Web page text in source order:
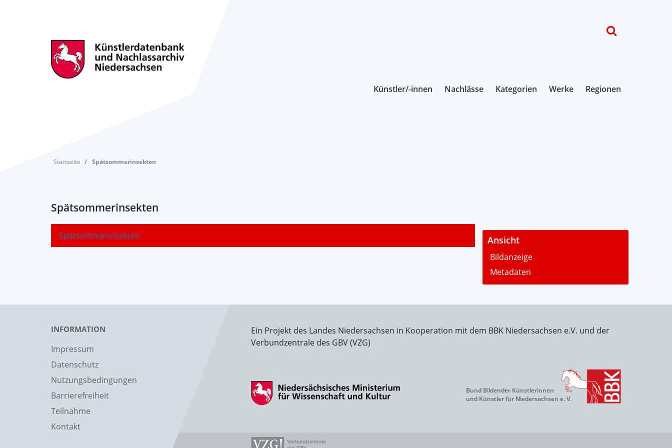
Künstler/-innen Nachlässe Kategorien Werke Regionen
Startseite Spätsommerinsekten
Spätsommerinsekten
Spätsommerinsekten - Ansicht
Bildanzeige
Metadaten
INFORMATION
Impressum
Datenschutz
Nutzungsbedingungen
Barrierefreiheit
Teilnahme
Kontakt
Ein Projekt des Landes Niedersachsen in Kooperation mit dem BBK Niedersachsen e.V. und der
Verbundzentrale des GBV (VZG)
Bund Bildender Künstlerinnen
und Künstler für Niedersachsen e. V.